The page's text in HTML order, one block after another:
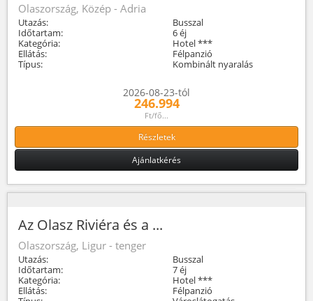
Olaszország, Közép - Adria
Utazás:
Busszal
Időtartam:
6 éj
Kategória:
Hotel ***
Ellátás:
Félpanzió
Típus:
Kombinált nyaralás
2026-08-23-tól
246.994
Ft/fő...
Részletek
Ajánlatkérés
Az Olasz Riviéra és a ...
Olaszország, Ligur - tenger
Utazás:
Busszal
Időtartam:
7 éj
Kategória:
Hotel ***
Ellátás:
Félpanzió